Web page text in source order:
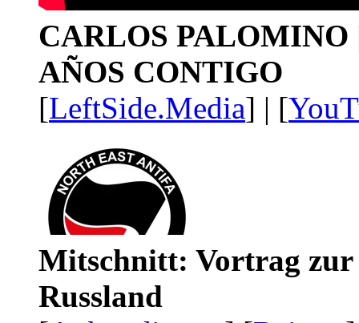
CARLOS PALOMINO
AÑOS CONTIGO
[LeftSide.Media] | [
Mitschnitt: Vortrag zur
Russland